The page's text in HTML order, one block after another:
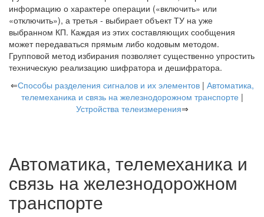
информацию о характере операции («включить» или
«отключить»), а третья - выбирает объект ТУ на уже
выбранном КП. Каждая из этих составляющих сообщения
может передаваться прямым либо кодовым методом.
Групповой метод избирания позволяет существенно упростить
техническую реализацию шифратора и дешифратора.
⇐Способы разделения сигналов и их элементов| Автоматика,
телемеханика и связь на железнодорожном транспорте |
Устройства телеизмерения⇒
Автоматика, телемеханика и
связь на железнодорожном
транспорте